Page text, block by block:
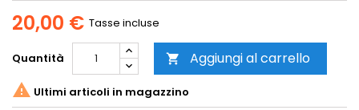
20,00 € Tasse incluse
Quantità  Aggiungi al carrello
 Ultimi articoli in magazzino